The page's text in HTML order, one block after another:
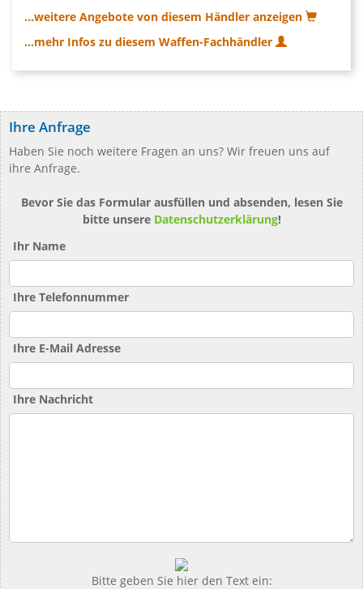
...weitere Angebote von diesem Händler anzeigen
...mehr Infos zu diesem Waffen-Fachhändler
Ihre Anfrage
Haben Sie noch weitere Fragen an uns? Wir freuen uns auf
ihre Anfrage.
Bevor Sie das Formular ausfüllen und absenden, lesen Sie
bitte unsere Datenschutzerklärung!
Ihr Name
Ihre Telefonnummer
Ihre E-Mail Adresse
Ihre Nachricht
Bitte geben Sie hier den Text ein: